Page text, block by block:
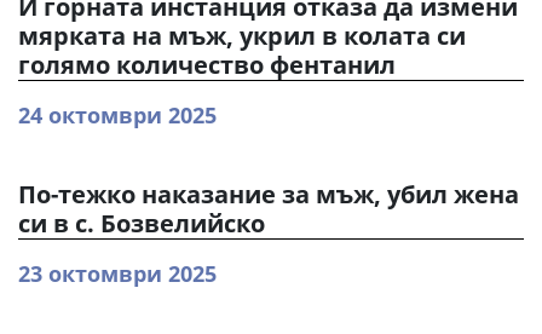
И горната инстанция отказа да измени
мярката на мъж, укрил в колата си
голямо количество фентанил
24 октомври 2025
По-тежко наказание за мъж, убил жена
си в с. Бозвелийско
23 октомври 2025